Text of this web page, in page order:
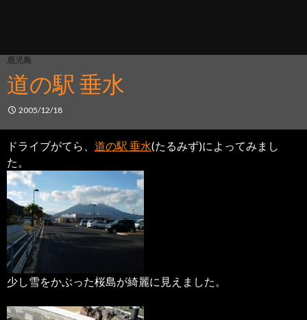
鹿児島
道の駅 垂水
2005/12/18
ドライブがてら、 道の駅 垂水(たるみず)によってみまし
た。
少し雪をかぶった桜島が綺麗に見えました。